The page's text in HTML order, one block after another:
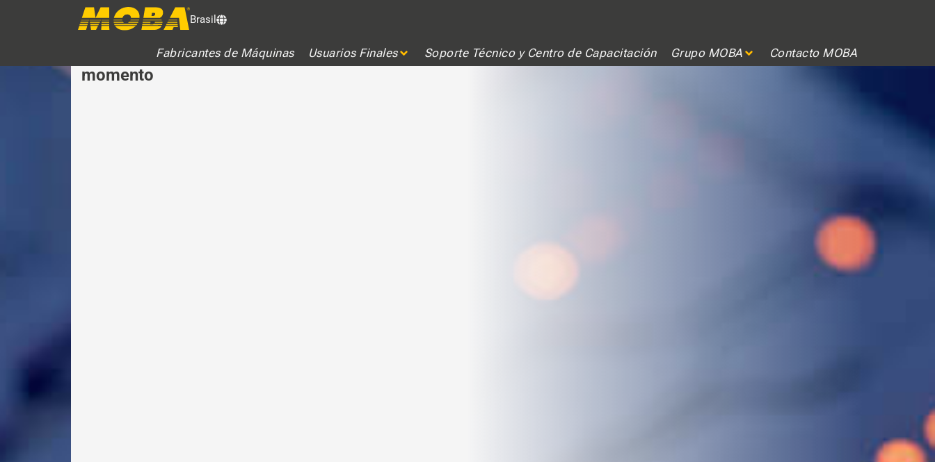
Brasil
Fabricantes de Máquinas Usuarios Finales Soporte Técnico y Centro de Capacitación Grupo MOBA Contacto MOBA
SOLUCIONES MOBA EN LA NUBE
Acceso directo a la máquina – desde cualquier lugar y en cualquier
momento